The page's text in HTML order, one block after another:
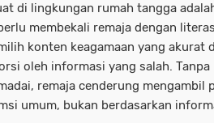
di lingkungan rumah tangga
membekali remaja dengan
konten keagamaan yang akurat
oleh informasi yang salah. Tanpa
remaja cenderung mengambil
umum, bukan berdasarkan